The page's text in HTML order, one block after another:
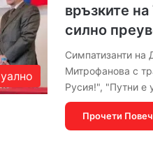
връзките
силно
Симпатизанти на
Митрофанова с
Русия!", "Путни е
Прочети